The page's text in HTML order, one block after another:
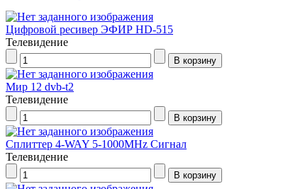
Цифровой ресивер ЭФИР HD-515
Телевидение
Мир 12 dvb-t2
Телевидение
Сплиттер 4-WAY 5-1000MHz Сигнал
Телевидение